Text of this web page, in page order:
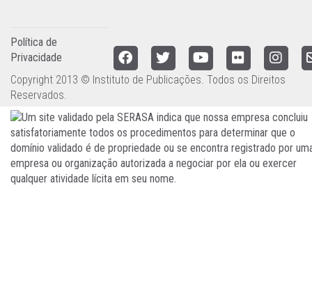
Política de
Privacidade
Copyright 2013 © Instituto de Publicações. Todos os Direitos
Reservados.